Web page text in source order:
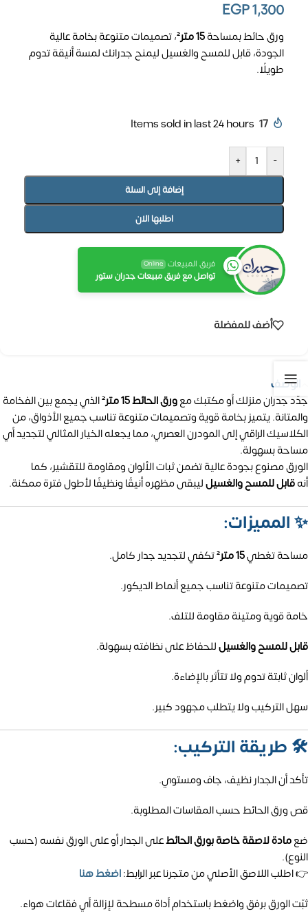
EGP1,300
ورق حائط بمساحة15 متر²
، تصميمات متنوعة بخامة عالية
الجودة، قابل للمسح والغسيل ليمنح جدرانك لمسة أنيقة تدوم
طويلًا.
17
Items sold in last 24 hours
-
+
إضافة إلى السلة
اطلبها الان
فريق المبيعات Online
تواصل مع فريق مبيعات جدران ستور
أضف للمفضلة
الوصف
جدّد جدران منزلك أو مكتبك معورق الحائط 15 متر²
الذي يجمع بين الفخامة
والمتانة. يتميز بخامة قوية وتصميمات متنوعة تناسب جميع الأذواق، من
الكلاسيك الراقي إلى المودرن العصري، مما يجعله الخيار المثالي لتجديد أي
مساحة بسهولة.
الورق مصنوع بجودة عالية تضمن ثبات الألوان ومقاومة للتقشير، كما
أنهقابل للمسح والغسيلليبقى مظهره أنيقًا ونظيفًا لأطول فترة ممكنة.
✨المميزات:
مساحة تغطي15 متر²
تكفي لتجديد جدار كامل.
تصميمات متنوعة تناسب جميع أنماط الديكور.
خامة قوية ومتينة مقاومة للتلف.
قابل للمسح والغسيلللحفاظ على نظافته بسهولة.
ألوان ثابتة تدوم ولا تتأثر بالإضاءة.
سهل التركيب ولا يتطلب مجهود كبير.
🛠️ طريقة التركيب:
تأكد أن الجدار نظيف، جاف ومستوي.
قص ورق الحائط حسب المقاسات المطلوبة.
ضعمادة لاصقة خاصة بورق الحائطعلى الجدار أو على الورق نفسه (حسب
النوع).
👉 اطلب اللاصق الأصلي من متجرنا عبر الرابط:اضغط هنا
ثبّت الورق برفق واضغط باستخدام أداة مسطحة لإزالة أي فقاعات هواء.